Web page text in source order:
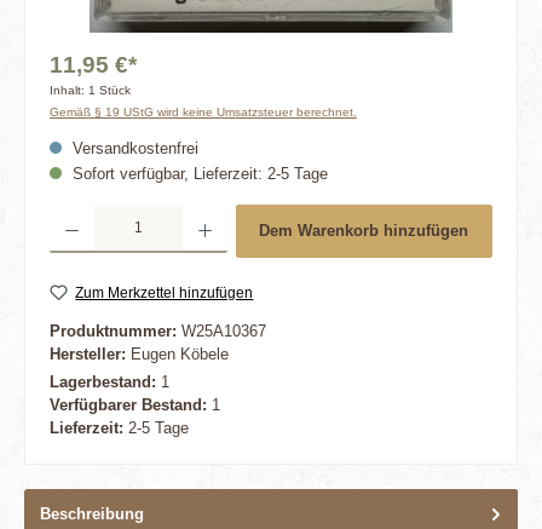
11,95 €*
Inhalt: 1 Stück
Gemäß § 19 UStG wird keine Umsatzsteuer berechnet.
Versandkostenfrei
Sofort verfügbar, Lieferzeit: 2-5 Tage
Dem Warenkorb hinzufügen
Zum Merkzettel hinzufügen
Produktnummer: W25A10367
Hersteller: Eugen Köbele
Lagerbestand: 1
Verfügbarer Bestand: 1
Lieferzeit: 2-5 Tage
Beschreibung